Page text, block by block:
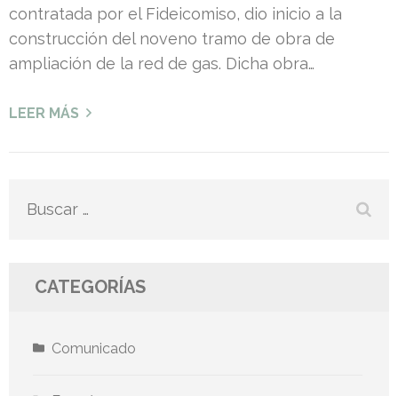
contratada por el Fideicomiso, dio inicio a la
construcción del noveno tramo de obra de
ampliación de la red de gas. Dicha obra…
LEER MÁS
Buscar:
CATEGORÍAS
Comunicado